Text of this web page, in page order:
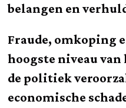
belangen en
Fraude, omkoping
hoogste niveau
de politiek
economische